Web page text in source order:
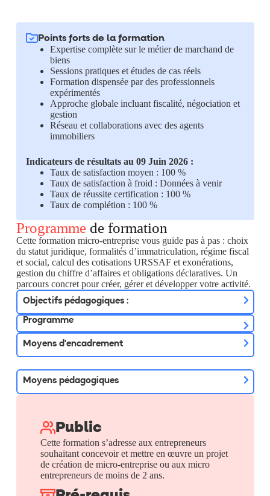
Points forts de la formation
Expertise complète sur le métier de marchand de
biens
Sessions pratiques et études de cas réels
Formation dispensée par des professionnels
expérimentés
Approche globale incluant fiscalité, négociation et
gestion
Réseau et collaborations avec des agents
immobiliers
Indicateurs de résultats au 09 Juin 2026 :
Taux de satisfaction moyen : 100 %
Taux de satisfaction à froid : Données à venir
Taux de réussite certification : 100 %
Taux de complétion : 100 %
Programmede formation
Cette formation micro-entreprise vous guide pas à pas : choix
du statut juridique, formalités d’immatriculation, régime fiscal
et social, calcul des cotisations URSSAF et exonérations,
gestion du chiffre d’affaires et obligations déclaratives. Un
parcours concret pour créer, gérer et développer votre activité.
Objectifs pédagogiques :
Programme
Moyens d'encadrement
Moyens pédagogiques
Public
Cette formation s’adresse aux entrepreneurs
souhaitant concevoir et mettre en œuvre un projet
de création de micro-entreprise ou aux micro
entrepreneurs de moins de 2 ans.